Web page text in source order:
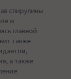
спирулины
и
главной
также
а также